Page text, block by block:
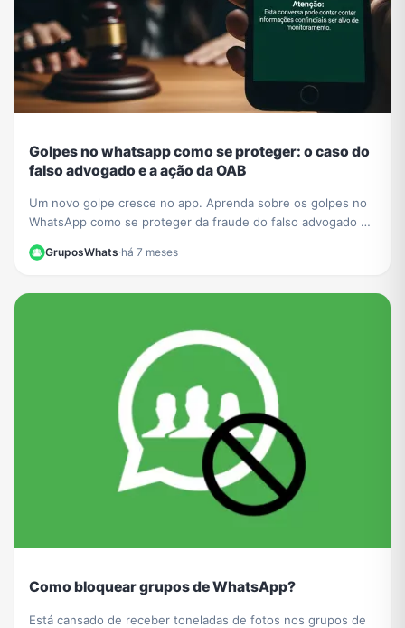
Golpes no whatsapp como se proteger: o caso do
falso advogado e a ação da OAB
Um novo golpe cresce no app. Aprenda sobre os golpes no
WhatsApp como se proteger da fraude do falso advogado e
entenda a ação da OAB para mais segurança.
GruposWhats·há 7 meses
Como bloquear grupos de WhatsApp?
Está cansado de receber toneladas de fotos nos grupos de